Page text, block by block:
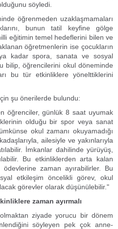
söyledi.
öğrenmeden uzaklaşmamaları
bunun tatil keyfine gölge
eğitimin temel hedeflerini bilen ve
öğretmenlerin ise çocukların
kadar spora, sanata ve sosyal
bilip, öğrencilerini okul döneminde
bu tür etkinliklere yönelttiklerini
şu önerilerde bulundu:
öğrenciler, günlük 8 saat uyumak
olduğu bir spor veya sanat
okul zamanı okuyamadığı
ailesiyle ve yakınlarıyla
İmkanlar dahilinde yürüyüş,
Bu etkinliklerden arta kalan
zaman ayırabilirler. Bu
etkileşim öncelikli görev, okul
görevler olarak düşünülebilir."
zaman ayırmalı
ziyade yorucu bir dönem
söyleyen pek çok anne-